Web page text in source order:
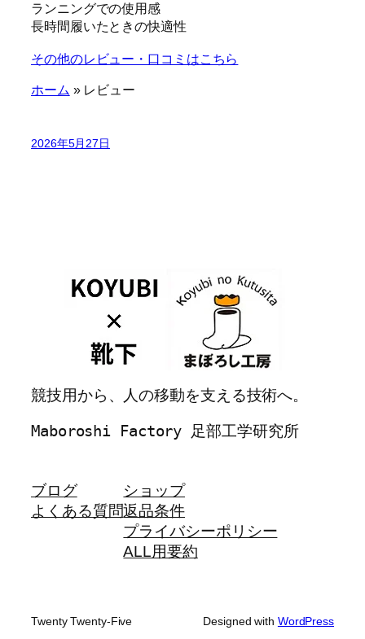
ランニングでの使用感
長時間履いたときの快適性
その他のレビュー・口コミはこちら
ホーム » レビュー
2026年5月27日
競技用から、人の移動を支える技術へ。
Maboroshi Factory 足部工学研究所
ブログ
よくある質問
ショップ
返品条件
プライバシーポリシー
ALL用要約
Twenty Twenty-Five Designed with WordPress